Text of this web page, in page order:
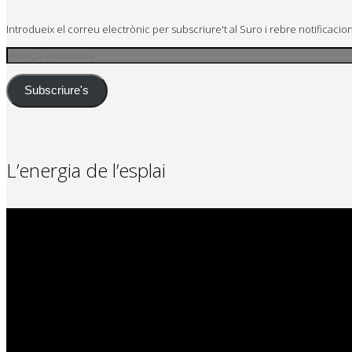
Introdueix el correu electrònic per subscriure't al Suro i rebre
Adreça
electrònica
Subscriure's
L’energia de l’esplai